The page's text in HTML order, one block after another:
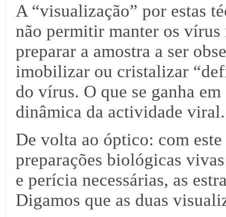
A “visualização” por estas
não permitir manter os
preparar a amostra a ser
imobilizar ou cristalizar
do vírus. O que se ganha
dinâmica da actividade viral.
De volta ao óptico: com
preparações biológicas
e perícia necessárias, as
Digamos que as duas